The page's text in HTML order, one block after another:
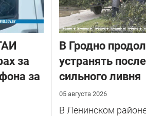
за
за
В Гродно
устранять
сильного ливня
05 августа 2026
В Ленинском